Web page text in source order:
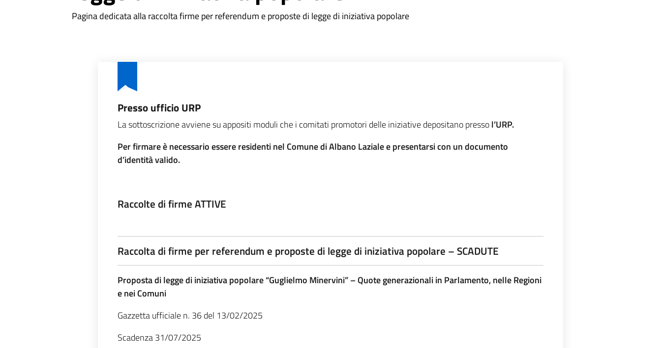
Pagina dedicata alla raccolta firme per referendum e proposte di legge di iniziativa popolare
Presso ufficio URP
La sottoscrizione avviene su appositi moduli che i comitati promotori delle iniziative depositano pressol’URP.
Per firmare è necessario essere residenti nel Comune di Albano Laziale e presentarsi con un documento
d’identità valido.
Raccolte di firme ATTIVE
Raccolta di firme per referendum e proposte di legge di iniziativa popolare – SCADUTE
Proposta di legge di iniziativa popolare “Guglielmo Minervini” – Quote generazionali in Parlamento, nelle Regioni
e nei Comuni
Gazzetta ufficiale n. 36 del 13/02/2025
Scadenza 31/07/2025